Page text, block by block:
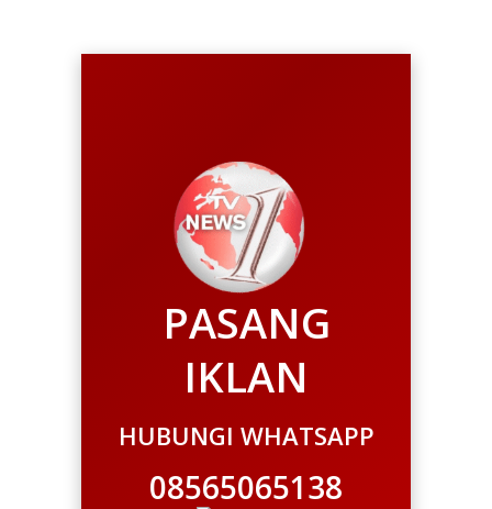
PASANG
IKLAN
HUBUNGI WHATSAPP
08565065138